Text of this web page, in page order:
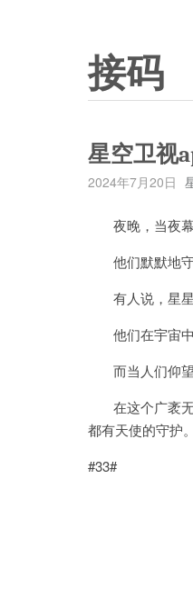
接码
星空卫视
2024年7月20日
夜晚，当夜幕
他们默默地守
有人说，星星
他们在宇宙中
而当人们仰望
在这个广袤无
都有天使的守护。
#33#